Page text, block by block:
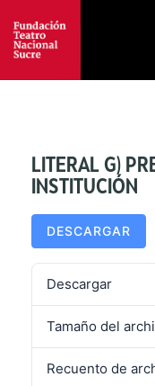
LITERAL G)
INSTITUCIÓN
DESCARGAR
Descargar
Tamaño del
Recuento de